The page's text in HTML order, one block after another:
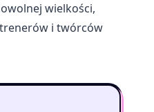
wielkości,
i twórców